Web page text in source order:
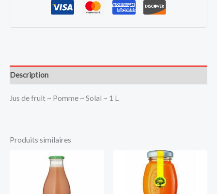
Description
Jus de fruit ~ Pomme ~ Solal ~ 1 L
Produits similaires